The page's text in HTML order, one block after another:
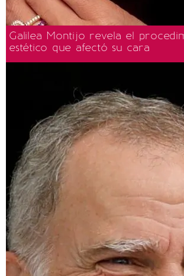
Galilea Montijo revela el
estético que afectó su cara